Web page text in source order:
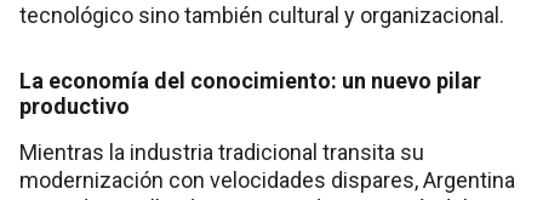
tecnológico sino también cultural y organizacional.
La economía del conocimiento: un nuevo pilar
productivo
Mientras la industria tradicional transita su
modernización con velocidades dispares, Argentina